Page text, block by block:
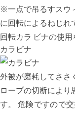
※一点で吊るすスウ
に回転によるねじれ
回転カラ ビナの使用
カラビナ
外被が磨耗してささ
ロープの切断により
す。 危険ですので